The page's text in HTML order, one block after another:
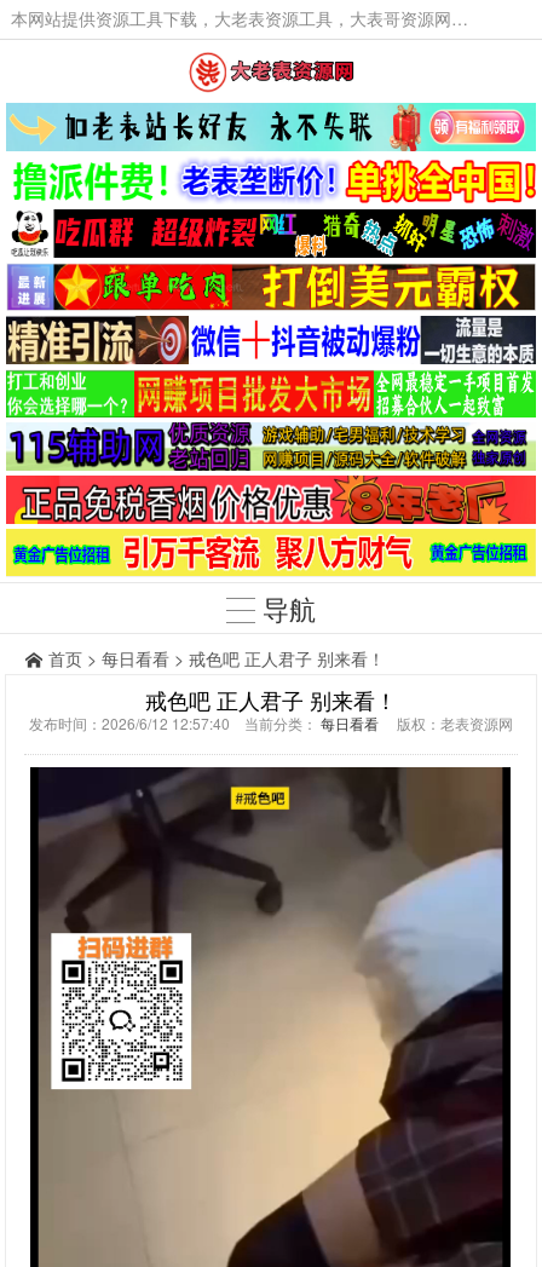
本网站提供资源工具下载，大老表资源工具，大表哥资源网软件工具，大老表资源下载，活动线报福利资源分享,活动线报，大型网游经典游戏，网络热门技术游戏辅助交流与分享。
导航
首页 > 每日看看 > 戒色吧 正人君子 别来看！
戒色吧 正人君子 别来看！
发布时间：2026/6/12 12:57:40 当前分类： 每日看看 版权：老表资源网